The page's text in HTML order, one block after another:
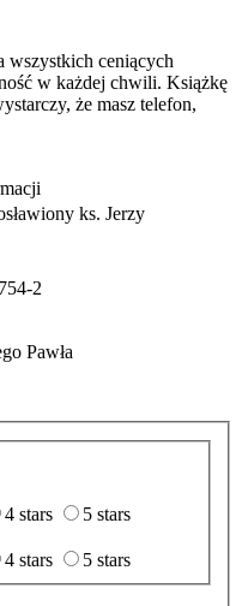
ceniących
w każdej chwili. Książkę
że masz telefon,
ks. Jerzy
2
Pawła
4 stars
5 stars
4 stars
5 stars